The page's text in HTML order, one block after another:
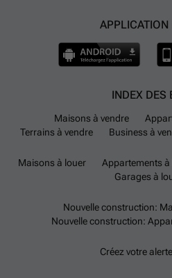
APPLICATION
INDEX DES
Maisons à vendre
Terrains à vendre
Business à
Maisons à louer Appartements à
Garages à
Nouvelle construction:
Nouvelle construction:
Créez votre